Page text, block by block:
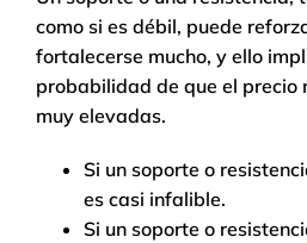
como si es débil, puede
fortalecerse mucho, y ello
probabilidad de que el precio
muy elevadas.
Si un soporte o
es casi infalible.
Si un soporte o